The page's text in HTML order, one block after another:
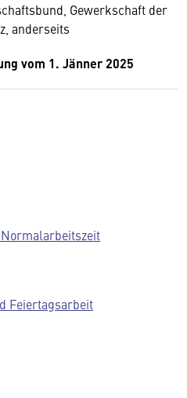
Gewerkschaft der
anderseits
vom 1. Jänner 2025
Feiertagsarbeit